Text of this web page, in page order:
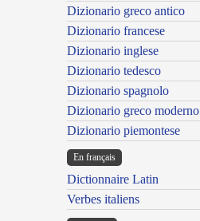
Dizionario greco antico
Dizionario francese
Dizionario inglese
Dizionario tedesco
Dizionario spagnolo
Dizionario greco moderno
Dizionario piemontese
En français
Dictionnaire Latin
Verbes italiens